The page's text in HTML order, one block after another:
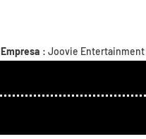
Empresa : Joovie Entertainment
Rol : Co-Creador / Escritor